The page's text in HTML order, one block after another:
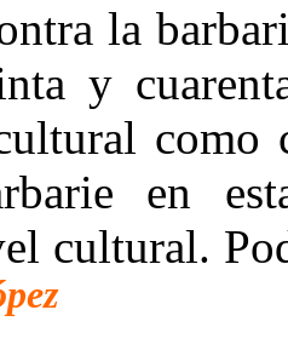
la
y
en
cultural.